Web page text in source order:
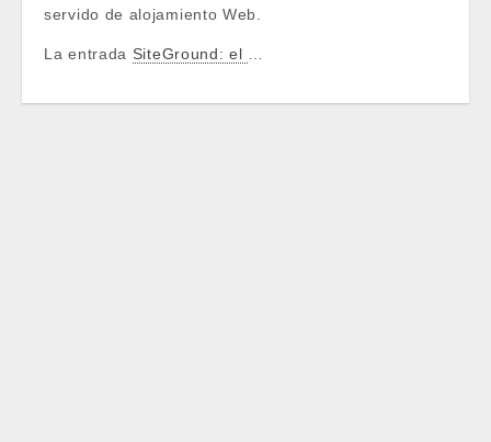
servido de alojamiento Web.
La entrada SiteGround: el